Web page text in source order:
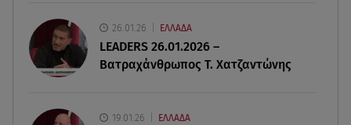
08.08.26 , 17:32
Τζο Μπάιντεν: Ο καρκίνος έχει εξαπλωθεί - Η
ανακοίνωση του γιου του
26.01.26 ΕΛΛΑΔΑ
LEADERS 26.01.2026 –
Βατραχάνθρωπος Τ. Χατζαντώνης
19.01.26 ΕΛΛΑΔΑ